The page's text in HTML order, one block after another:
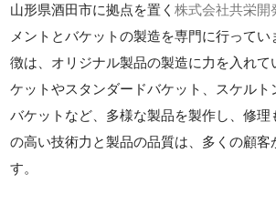
山形県酒田市に拠点を置く株式会社共栄開
メントとバケットの製造を専門に行って
徴は、オリジナル製品の製造に力を入れて
ケットやスタンダードバケット、スケルト
バケットなど、多様な製品を製作し、修理
の高い技術力と製品の品質は、多くの顧客
す。